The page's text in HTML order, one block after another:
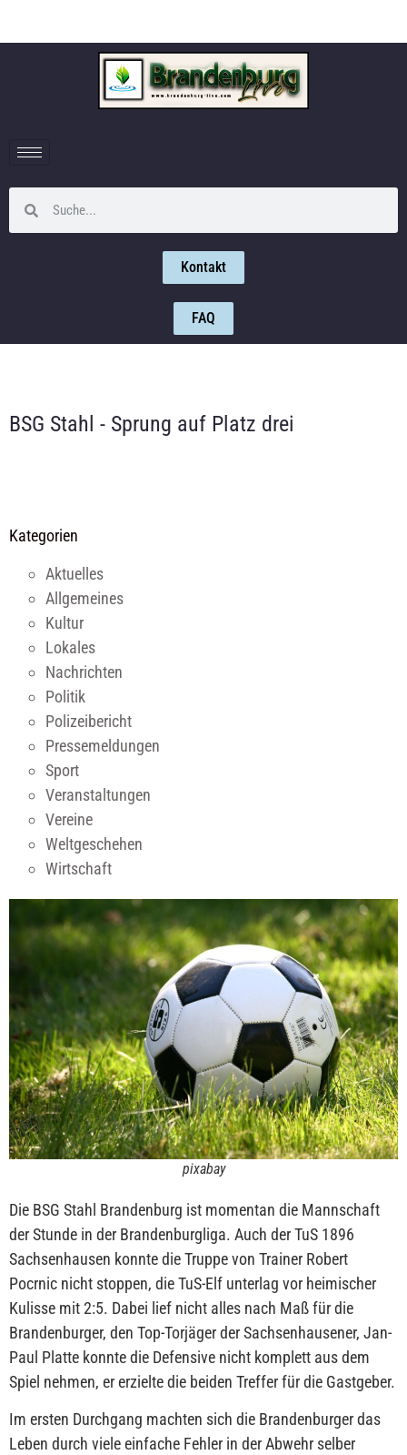
Kontakt
FAQ
BSG Stahl - Sprung auf Platz drei
Kategorien
Aktuelles
Allgemeines
Kultur
Lokales
Nachrichten
Politik
Polizeibericht
Pressemeldungen
Sport
Veranstaltungen
Vereine
Weltgeschehen
Wirtschaft
pixabay
Die BSG Stahl Brandenburg ist momentan die Mannschaft
der Stunde in der Brandenburgliga. Auch der TuS 1896
Sachsenhausen konnte die Truppe von Trainer Robert
Pocrnic nicht stoppen, die TuS-Elf unterlag vor heimischer
Kulisse mit 2:5. Dabei lief nicht alles nach Maß für die
Brandenburger, den Top-Torjäger der Sachsenhausener, Jan-
Paul Platte konnte die Defensive nicht komplett aus dem
Spiel nehmen, er erzielte die beiden Treffer für die Gastgeber.
Im ersten Durchgang machten sich die Brandenburger das
Leben durch viele einfache Fehler in der Abwehr selber